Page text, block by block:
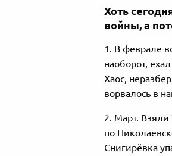
Хоть
войны, а
1. В феврале
наоборот,
Хаос,
ворвалось в
2. Март. Взяли
по
Снигирёвка